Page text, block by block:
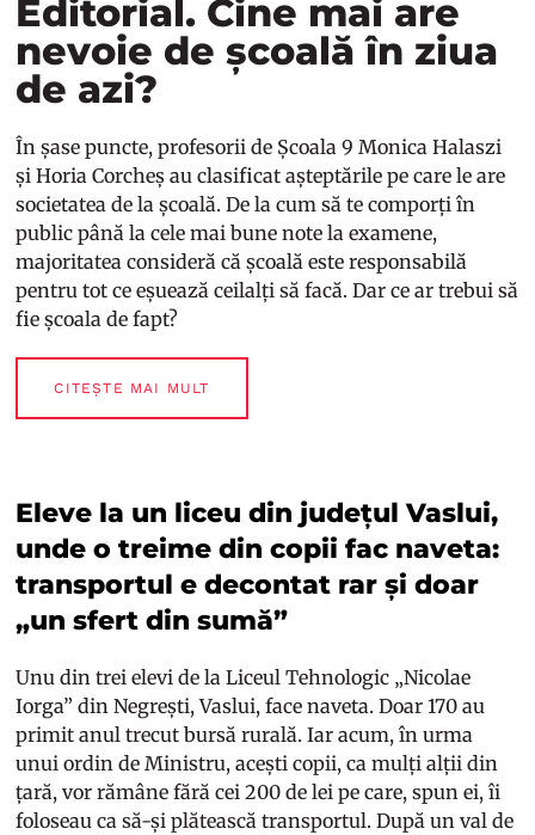
Editorial. Cine mai are
nevoie de școală în ziua
de azi?
În șase puncte, profesorii de Școala 9 Monica Halaszi
și Horia Corcheș au clasificat așteptările pe care le are
societatea de la școală. De la cum să te comporți în
public până la cele mai bune note la examene,
majoritatea consideră că școală este responsabilă
pentru tot ce eșuează ceilalți să facă. Dar ce ar trebui să
fie școala de fapt?
CITEȘTE MAI MULT
Eleve la un liceu din județul Vaslui,
unde o treime din copii fac naveta:
transportul e decontat rar și doar
„un sfert din sumă”
Unu din trei elevi de la Liceul Tehnologic „Nicolae
Iorga” din Negrești, Vaslui, face naveta. Doar 170 au
primit anul trecut bursă rurală. Iar acum, în urma
unui ordin de Ministru, acești copii, ca mulți alții din
țară, vor rămâne fără cei 200 de lei pe care, spun ei, îi
foloseau ca să-și plătească transportul. După un val de